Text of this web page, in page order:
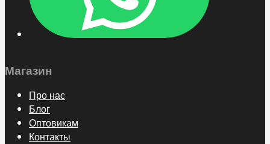
Магазин
Про нас
Блог
Оптовикам
Контакты